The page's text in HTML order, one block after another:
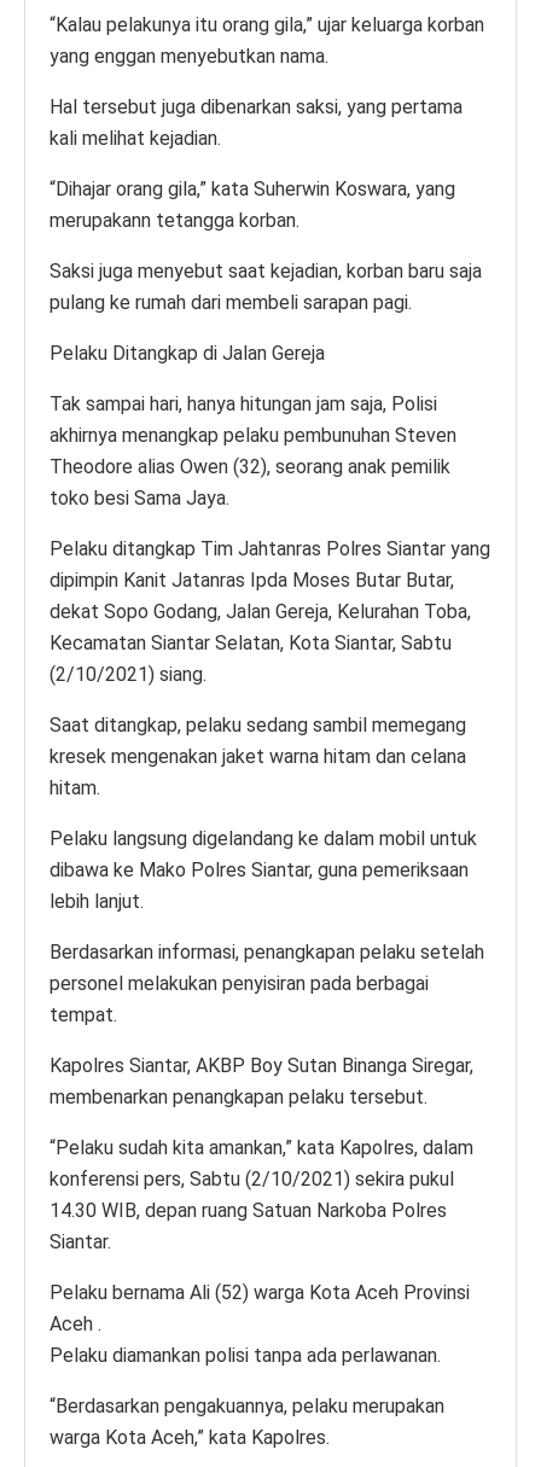
“Kalau pelakunya itu orang gila,” ujar keluarga korban
yang enggan menyebutkan nama.
Hal tersebut juga dibenarkan saksi, yang pertama
kali melihat kejadian.
“Dihajar orang gila,” kata Suherwin Koswara, yang
merupakann tetangga korban.
Saksi juga menyebut saat kejadian, korban baru saja
pulang ke rumah dari membeli sarapan pagi.
Pelaku Ditangkap di Jalan Gereja
Tak sampai hari, hanya hitungan jam saja, Polisi
akhirnya menangkap pelaku pembunuhan Steven
Theodore alias Owen (32), seorang anak pemilik
toko besi Sama Jaya.
Pelaku ditangkap Tim Jahtanras Polres Siantar yang
dipimpin Kanit Jatanras Ipda Moses Butar Butar,
dekat Sopo Godang, Jalan Gereja, Kelurahan Toba,
Kecamatan Siantar Selatan, Kota Siantar, Sabtu
(2/10/2021) siang.
Saat ditangkap, pelaku sedang sambil memegang
kresek mengenakan jaket warna hitam dan celana
hitam.
Pelaku langsung digelandang ke dalam mobil untuk
dibawa ke Mako Polres Siantar, guna pemeriksaan
lebih lanjut.
Berdasarkan informasi, penangkapan pelaku setelah
personel melakukan penyisiran pada berbagai
tempat.
Kapolres Siantar, AKBP Boy Sutan Binanga Siregar,
membenarkan penangkapan pelaku tersebut.
“Pelaku sudah kita amankan,” kata Kapolres, dalam
konferensi pers, Sabtu (2/10/2021) sekira pukul
14.30 WIB, depan ruang Satuan Narkoba Polres
Siantar.
Pelaku bernama Ali (52) warga Kota Aceh Provinsi
Aceh .
Pelaku diamankan polisi tanpa ada perlawanan.
“Berdasarkan pengakuannya, pelaku merupakan
warga Kota Aceh,” kata Kapolres.